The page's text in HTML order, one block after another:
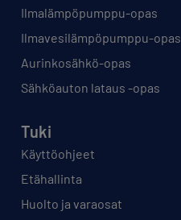
Ilmalämpöpumppu-opas
Ilmavesilämpöpumppu-opas
Aurinkosähkö-opas
Sähköauton lataus -opas
Tuki
Käyttöohjeet
Etähallinta
Huolto ja varaosat